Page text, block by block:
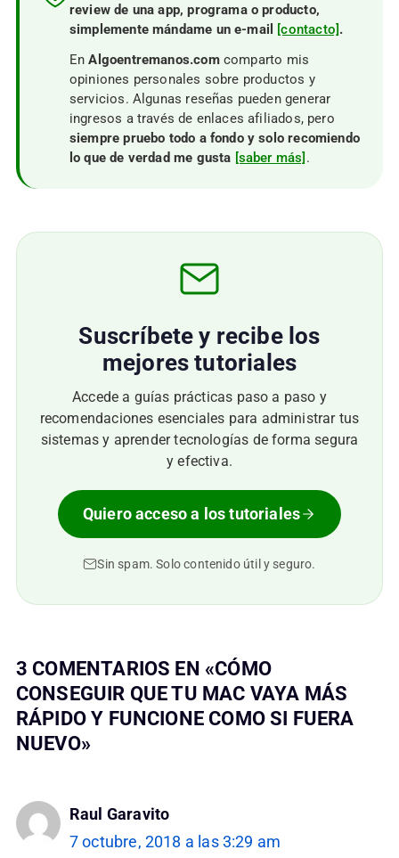
review de una app, programa o producto,
simplemente mándame un e-mail [contacto].
EnAlgoentremanos.comcomparto mis
opiniones personales sobre productos y
servicios. Algunas reseñas pueden generar
ingresos a través de enlaces afiliados, pero
siempre pruebo todo a fondo y solo recomiendo
lo que de verdad me gusta [saber más] .
Suscríbete y recibe los
mejores tutoriales
Accede a guías prácticas paso a paso y
recomendaciones esenciales para administrar tus
sistemas y aprender tecnologías de forma segura
y efectiva.
Quiero acceso a los tutoriales
Sin spam. Solo contenido útil y seguro.
3 COMENTARIOS EN «CÓMO
CONSEGUIR QUE TU MAC VAYA MÁS
RÁPIDO Y FUNCIONE COMO SI FUERA
NUEVO»
Raul Garavito
7 octubre, 2018 a las 3:29 am